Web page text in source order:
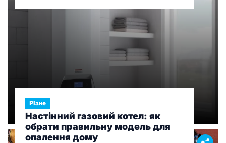
Різне
Настінний газовий котел: як
обрати правильну модель для
опалення дому